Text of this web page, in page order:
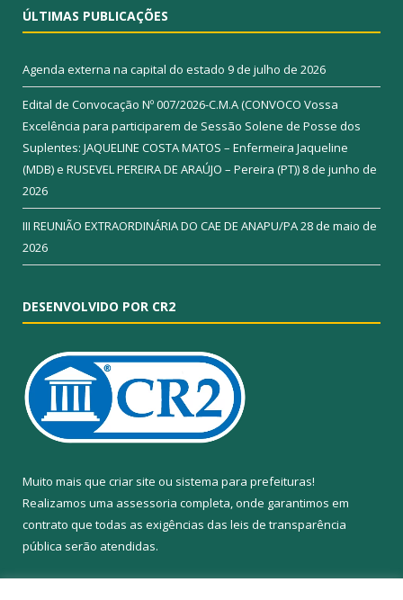
ÚLTIMAS PUBLICAÇÕES
Agenda externa na capital do estado 9 de julho de 2026
Edital de Convocação Nº 007/2026-C.M.A (CONVOCO Vossa
Excelência para participarem de Sessão Solene de Posse dos
Suplentes: JAQUELINE COSTA MATOS – Enfermeira Jaqueline
(MDB) e RUSEVEL PEREIRA DE ARAÚJO – Pereira (PT)) 8 de junho de
2026
III REUNIÃO EXTRAORDINÁRIA DO CAE DE ANAPU/PA28 de maio de
2026
DESENVOLVIDO POR CR2
Muito mais que criar site ou sistema para prefeituras!
Realizamos uma assessoria completa, onde garantimos em
contrato que todas as exigências das leis de transparência
pública serão atendidas.